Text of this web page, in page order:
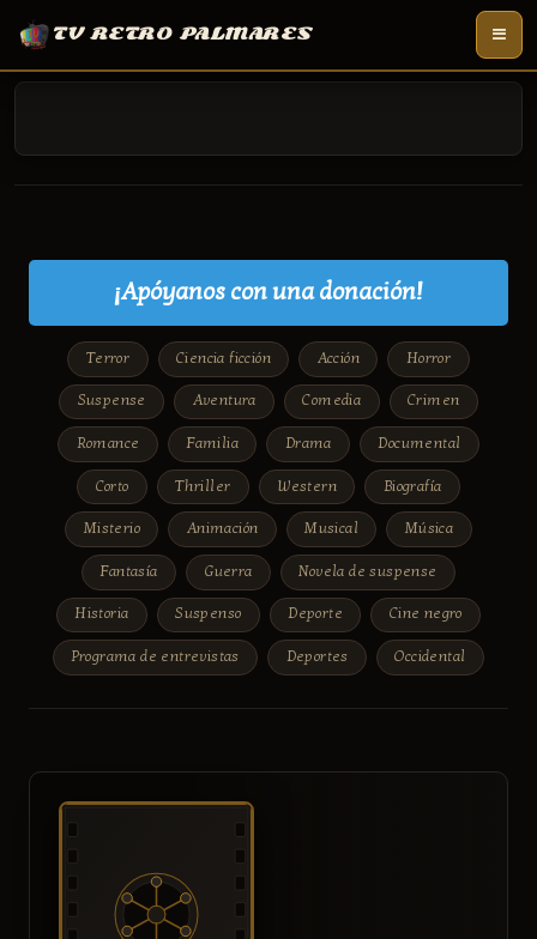
TV RETRO PALMARES
¡Apóyanos con una donación!
Terror Ciencia ficción Acción Horror
Suspense Aventura Comedia Crimen
Romance Familia Drama Documental
Corto Thriller Western Biografía
Misterio Animación Musical Música
Fantasía Guerra Novela de suspense
Historia Suspenso Deporte Cine negro
Programa de entrevistas Deportes Occidental